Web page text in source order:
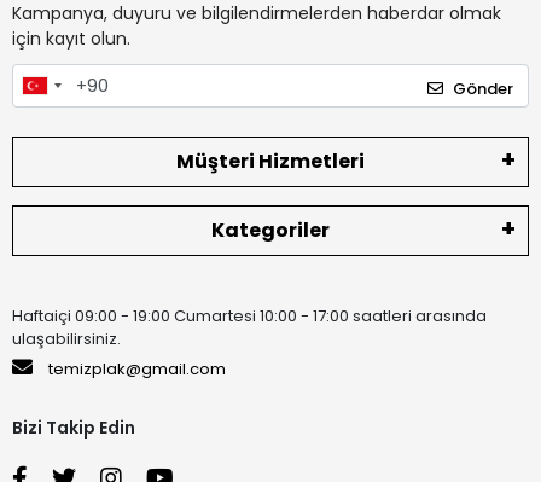
Kampanya, duyuru ve bilgilendirmelerden haberdar olmak
için kayıt olun.
Gönder
Müşteri Hizmetleri
Kategoriler
Haftaiçi 09:00 - 19:00 Cumartesi 10:00 - 17:00 saatleri arasında
ulaşabilirsiniz.
temizplak@gmail.com
Bizi Takip Edin